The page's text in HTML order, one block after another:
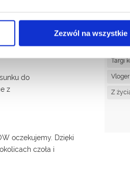
Zezwól na wszystkie
tygodniach
aminokwasu –
w sposób
do
z
oczekujemy. Dzięki
czoła i
Targi
Z